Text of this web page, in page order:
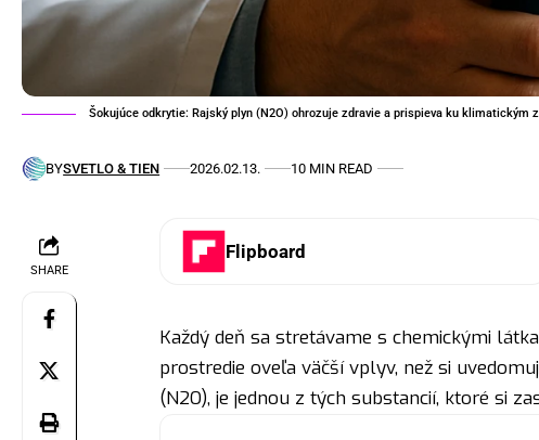
Šokujúce odkrytie: Rajský plyn (N2O) ohrozuje zdravie a prispieva ku
BYSVETLO & TIEN 2026.02.13. 10 MIN READ
SHARE
Flipboard
Každý deň sa stretávame s chemickými
prostredie oveľa väčší vplyv, než si
(N2O), je jednou z tých substancií, ktoré si